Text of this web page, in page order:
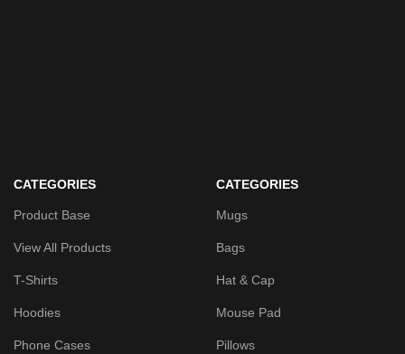
CATEGORIES
Product Base
View All Products
T-Shirts
Hoodies
Phone Cases
CATEGORIES
Mugs
Bags
Hat & Cap
Mouse Pad
Pillows